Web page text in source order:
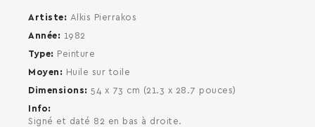
Artiste
Alkis Pierrakos
Année
1982
Type
Peinture
Moyen
Huile sur toile
Dimensions
54 x 73 cm (21.3 x 28.7 pouces)
Info
Signé et daté 82 en bas à droite.